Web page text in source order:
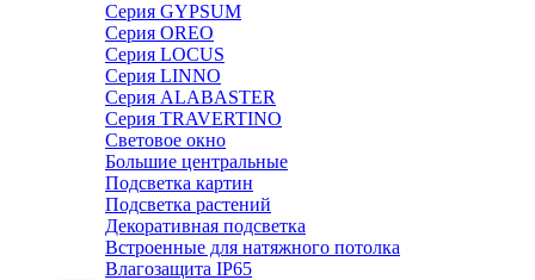
Серия GYPSUM
Серия OREO
Серия LOCUS
Серия LINNO
Серия ALABASTER
Серия TRAVERTINO
Световое окно
Большие центральные
Подсветка картин
Подсветка растений
Декоративная подсветка
Встроенные для натяжного потолка
Влагозащита IP65